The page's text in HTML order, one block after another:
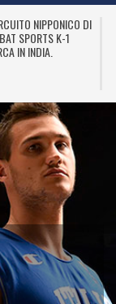
NIPPONICO DI
SPORTS K-1
IN INDIA.